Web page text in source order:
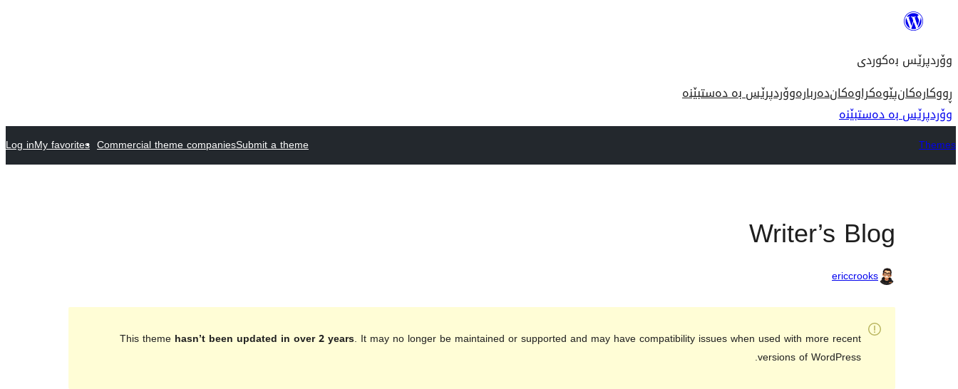
ناوەڕۆک
وۆردپرێس بەکوردی
ڕووکارەکانپێوەکراوەکاندەربارەوۆردپرێس بە دەستبێنە
وۆردپرێس بە دەستبێنە
Themes
Submit a theme
Commercial theme companies
My favorites
Log in
Writer’s Blog
ericcrooks
This theme hasn’t been updated in over 2 years. It may no longer be maintained or supported and may have compatibility issues when used with more recent
versions of WordPress.